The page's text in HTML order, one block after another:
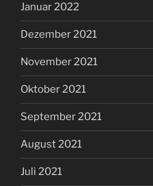
Januar 2022
Dezember 2021
November 2021
Oktober 2021
September 2021
August 2021
Juli 2021